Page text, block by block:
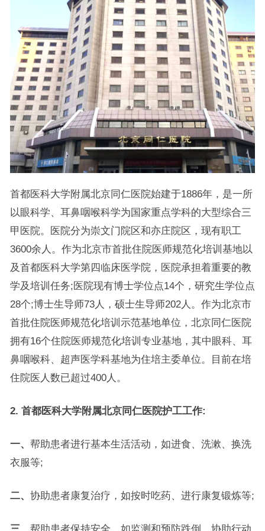
首都医科大学附属北京同仁医院始建于1886年，是一所
以眼科学、耳鼻咽喉科学为国家重点学科的大型综合三
甲医院。医院分为崇文门院区和亦庄院区，现有职工
3600余人。作为北京市首批住院医师规范化培训基地以
及首都医科大学第四临床医学院，医院承担着重要的教
学及培训任务;医院现有博士学位点14个，研究生学位点
28个;博士生导师73人，硕士生导师202人。作为北京市
首批住院医师规范化培训示范基地单位，北京同仁医院
拥有16个住院医师规范化培训专业基地，其中眼科、耳
鼻咽喉科、超声医学科基地为住培主委单位。目前在培
住院医人数已超过400人。
2. 首都医科大学附属北京同仁医院护工工作:
一、 帮助患者进行基本生活活动，如进食、洗漱、换洗
衣服等;
二、 协助患者康复治疗，如按时吃药、进行康复锻炼等;
三、 帮助患者保持安全，如监测和预防跌倒、协助行动